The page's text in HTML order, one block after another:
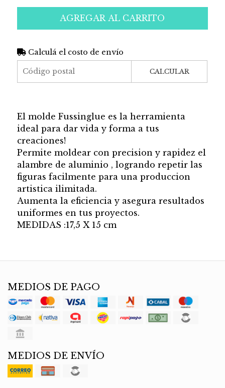
AGREGAR AL CARRITO
Calculá el costo de envío
CALCULAR
El molde Fussinglue es la herramienta
ideal para dar vida y forma a tus
creaciones!
Permite moldear con precision y rapidez el
alambre de aluminio , logrando repetir las
figuras facilmente para una produccion
artistica ilimitada.
Aumenta la eficiencia y asegura resultados
uniformes en tus proyectos.
MEDIDAS :17,5 X 15 cm
MEDIOS DE PAGO
MEDIOS DE ENVÍO